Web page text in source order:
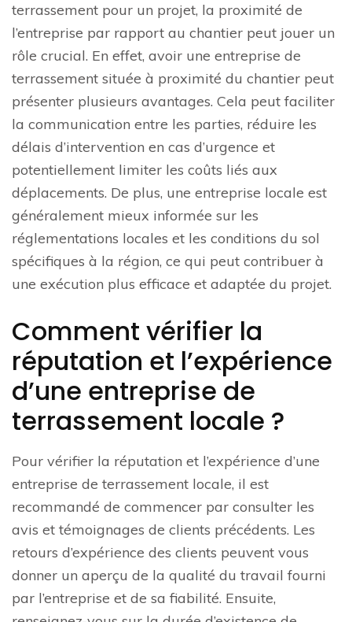
terrassement pour un projet, la proximité de
l’entreprise par rapport au chantier peut jouer un
rôle crucial. En effet, avoir une entreprise de
terrassement située à proximité du chantier peut
présenter plusieurs avantages. Cela peut faciliter
la communication entre les parties, réduire les
délais d’intervention en cas d’urgence et
potentiellement limiter les coûts liés aux
déplacements. De plus, une entreprise locale est
généralement mieux informée sur les
réglementations locales et les conditions du sol
spécifiques à la région, ce qui peut contribuer à
une exécution plus efficace et adaptée du projet.
Comment vérifier la
réputation et l’expérience
d’une entreprise de
terrassement locale ?
Pour vérifier la réputation et l’expérience d’une
entreprise de terrassement locale, il est
recommandé de commencer par consulter les
avis et témoignages de clients précédents. Les
retours d’expérience des clients peuvent vous
donner un aperçu de la qualité du travail fourni
par l’entreprise et de sa fiabilité. Ensuite,